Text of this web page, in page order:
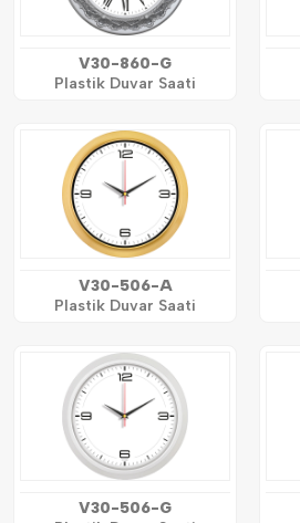
V30-860-G
Plastik Duvar Saati
V30-506-A
Plastik Duvar Saati
V30-506-G